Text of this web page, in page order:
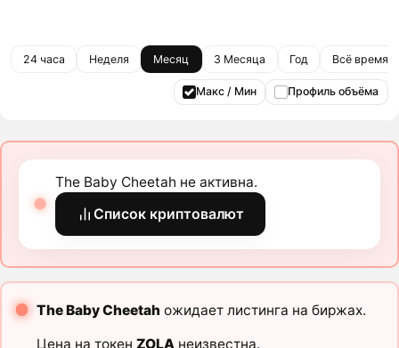
24 часа Неделя Месяц 3 Месяца Год Всё время
Макс / Мин Профиль объёма
The Baby Cheetah не активна.
Список криптовалют
The Baby Cheetah ожидает листинга на биржах.
Цена на токен ZOLAнеизвестна.